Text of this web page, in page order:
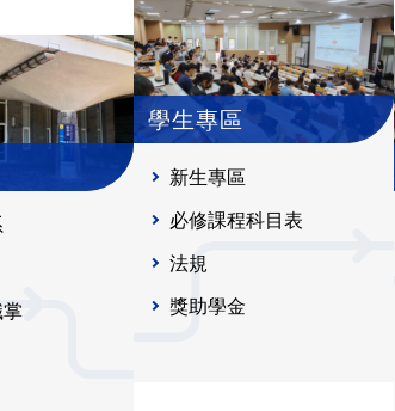
學生專區
新生專區
必修課程科目表
法規
獎助學金